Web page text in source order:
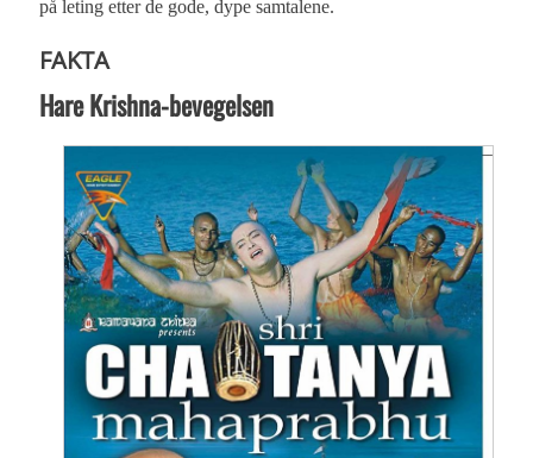
på leting etter de gode, dype samtalene.
FAKTA
Hare Krishna-bevegelsen